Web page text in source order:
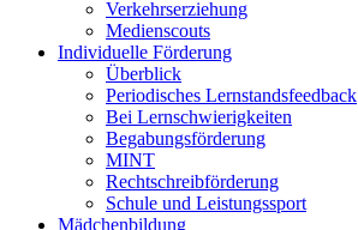
Verkehrserziehung
Medienscouts
Individuelle Förderung
Überblick
Periodisches Lernstandsfeedback
Bei Lernschwierigkeiten
Begabungsförderung
MINT
Rechtschreibförderung
Schule und Leistungssport
Mädchenbildung